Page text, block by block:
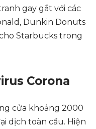
gay gắt với các
Dunkin Donuts
Starbucks trong
Corona
cửa khoảng 2000
dịch toàn cầu. Hiện